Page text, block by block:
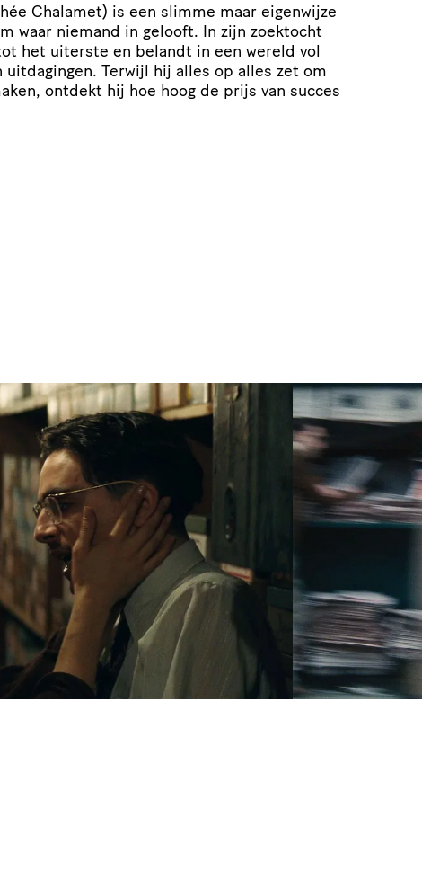
Chalamet) is een slimme maar eigenwijze
waar niemand in gelooft. In zijn zoektocht
het uiterste en belandt in een wereld vol
uitdagingen. Terwijl hij alles op alles zet om
ontdekt hij hoe hoog de prijs van succes